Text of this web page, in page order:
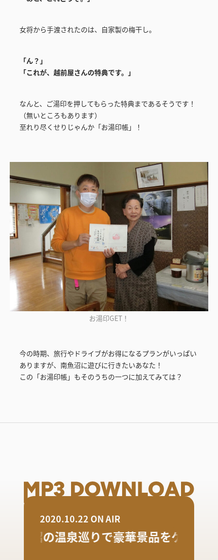
女将から手渡されたのは、自家製の梅干し。
「ん？」
「これが、越前屋さんの特典です。」
なんと、ご湯印を押してもらった特典まであるそうです！
（無いところもあります）
至れり尽くせりじゃんか「お湯印帳」！
お湯印GET！
今の時期、旅行やドライブがお得になるプランがいっぱい
ありますが、南魚沼に遊びに行きたいあなた！
この「お湯印帳」もそのうちの一つに加えてみては？
2020.10.22 ON AIR
南魚沼の温泉巡りで豪華景品をゲット！